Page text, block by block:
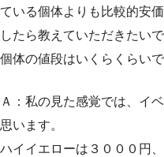
ている個体よりも比較的安
したら教えていただきたい
個体の値段はいくらくらいで
Ａ：私の見た感覚では、イ
思います。
ハイイエローは３０００円